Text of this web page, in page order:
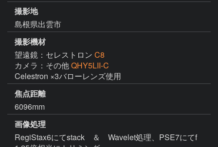
撮影地
島根県出雲市
撮影機材
望遠鏡：セレストロン C8
カメラ：その他QHY5LII-C
Celestron ×3バローレンズ使用
焦点距離
6096mm
画像処理
RegiStax6にてstack　＆　Wavelet処理、PSE7にてf